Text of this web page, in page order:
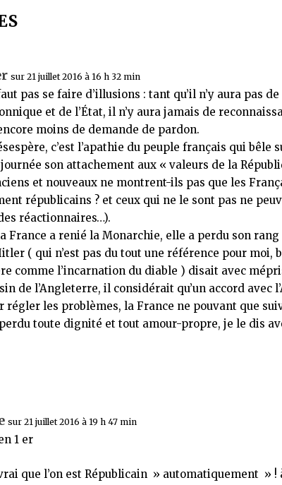
sur 21 juillet 2016 à 16 h 32 min
pas se faire d’illusions : tant qu’il n’y aura pas
et de l’État, il n’y aura jamais de
moins de demande de pardon.
c’est l’apathie du peuple français qui bêle
son attachement aux « valeurs de la
et nouveaux ne montrent-ils pas que les
républicains ? et ceux qui ne le sont pas ne
réactionnaires…).
France a renié la Monarchie, elle a perdu son
( qui n’est pas du tout une référence pour moi,
comme l’incarnation du diable ) disait avec
de l’Angleterre, il considérait qu’un accord avec
régler les problèmes, la France ne pouvant que
toute dignité et tout amour-propre, je le dis
sur 21 juillet 2016 à 19 h 47 min
1 er
vrai que l’on est Républicain » automatiquement » !